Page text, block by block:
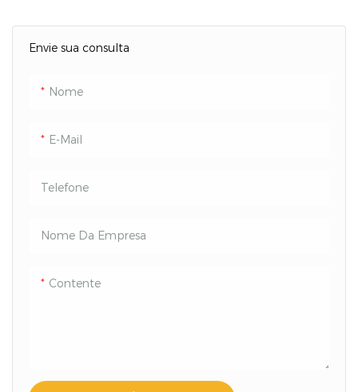
Envie sua consulta
Nome
E-Mail
Telefone
Nome Da Empresa
Contente